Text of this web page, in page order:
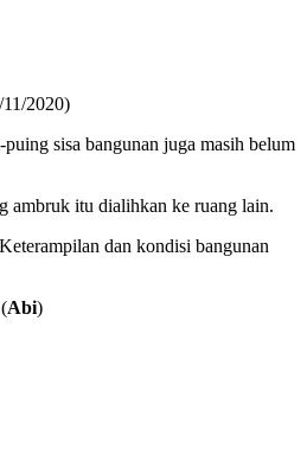
2020)
sisa bangunan juga masih belum
ambruk itu dialihkan ke ruang lain.
dan kondisi bangunan
Abi)